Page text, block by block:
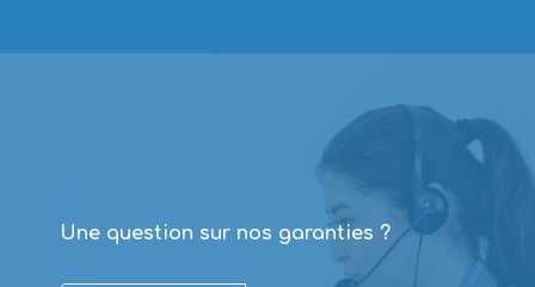
Une question sur nos garanties ?